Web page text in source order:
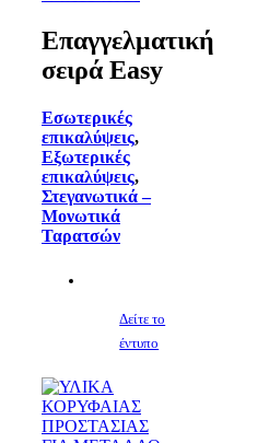
Επαγγελματική
σειρά Easy
Εσωτερικές
επικαλύψεις,
Εξωτερικές
επικαλύψεις,
Στεγανωτικά –
Μονωτικά
Ταρατσών
Δείτε το
έντυπο